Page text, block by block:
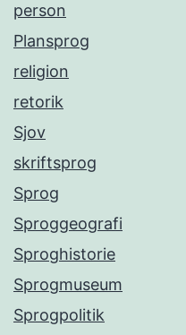
person
Plansprog
religion
retorik
Sjov
skriftsprog
Sprog
Sproggeografi
Sproghistorie
Sprogmuseum
Sprogpolitik